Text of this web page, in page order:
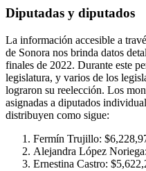
Diputadas y diputados
La información accesible a
de Sonora nos brinda datos
finales de 2022. Durante este
legislatura, y varios de los
lograron su reelección. Los
asignadas a diputados
distribuyen como sigue:
Fermín Trujillo:
Alejandra López
Ernestina Castro: